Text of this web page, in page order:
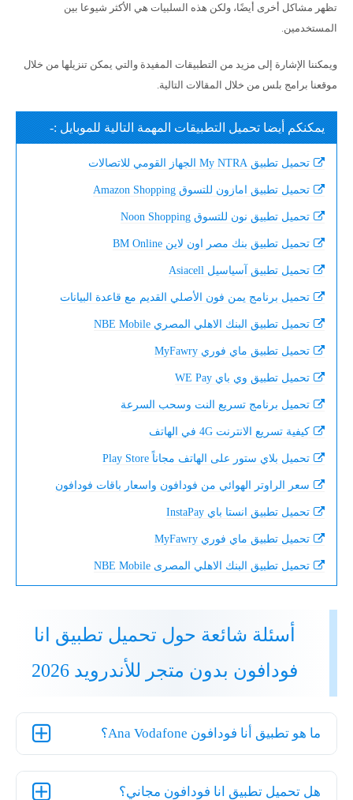
تظهر مشاكل أخرى أيضًا، ولكن هذه السلبيات هي الأكثر شيوعا بين
المستخدمين.
ويمكننا الإشارة إلى مزيد من التطبيقات المفيدة والتي يمكن تنزيلها من خلال
موقعنا برامج بلس من خلال المقالات التالية.
يمكنكم أيضا تحميل التطبيقات المهمة التالية للموبايل :-
تحميل تطبيق My NTRA الجهاز القومي للاتصالات
تحميل تطبيق امازون للتسوق Amazon Shopping
تحميل تطبيق نون للتسوق Noon Shopping
تحميل تطبيق بنك مصر اون لاين BM Online
تحميل تطبيق آسياسيل Asiacell
تحميل برنامج يمن فون الأصلي القديم مع قاعدة البيانات
تحميل تطبيق البنك الاهلي المصري NBE Mobile
تحميل تطبيق ماي فوري MyFawry
تحميل تطبيق وي باي WE Pay
تحميل برنامج تسريع النت وسحب السرعة
كيفية تسريع الانترنت 4G في الهاتف
تحميل بلاي ستور على الهاتف مجاناً Play Store
سعر الراوتر الهوائي من فودافون واسعار باقات فودافون
تحميل تطبيق انستا باي InstaPay
تحميل تطبيق ماي فوري MyFawry
تحميل تطبيق البنك الاهلي المصرى NBE Mobile
أسئلة شائعة حول تحميل تطبيق انا
فودافون بدون متجر للأندرويد 2026
ما هو تطبيق أنا فودافون Ana Vodafone؟
هل تحميل تطبيق انا فودافون مجاني؟